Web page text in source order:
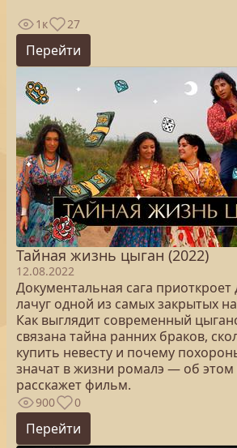
1к 27
Перейти
Тайная жизнь цыган (2022)
12.08.2022
Документальная сага
лачуг одной из самых закрытых
Как выглядит современный
связана тайна ранних браков,
купить невесту и почему
значат в жизни ромалэ — об этом
расскажет фильм.
900 0
Перейти